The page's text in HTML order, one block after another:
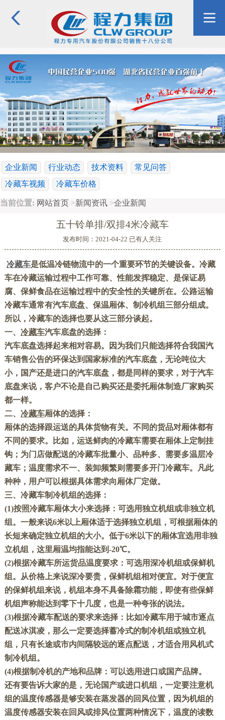
企业新闻 行业动态 技术资料
常见问答
冷藏车视频
冷藏车价格
当前位置: 网站首页 >新闻资讯 >企业新闻
五十铃单排/双排4米冷藏车
发布时间：2021-04-22 已有人关注
冷藏车是低温冷链物流中的一个重要环节的关键设备。 冷藏
车在冷藏运输过程中工作可靠、性能发挥稳定、是保证易
腐、保鲜食品在运输过程中的安全性的关键所在。公路运输
冷藏车通常有汽车底盘、保温厢体、制冷机组三部分组成。
所以，冷藏车的选择也要从这三部分谈起。
一、 冷藏车汽车底盘的选择：
汽车底盘选择起来相对容易。因为我们只能选择符合我国汽
车销售公告的环保达到国家标准的汽车底盘，无论吨位大
小，国产还是进口的汽车底盘，都是同样的要求，对于汽车
底盘来说，客户不论是自己购买还是委托厢体制造厂家购买
都一样。
二、 冷藏车厢体的选择：
厢体的选择跟运送的具体货物有关。不同的货品对厢体都有
不同的要求。比如，运送鲜肉的冷藏车需要在厢体上定制挂
钩；为门店做配送的冷藏车批量小、品种多、需要多温层冷
藏车；温度需求不一、装卸频繁则需要多开门冷藏车。凡此
种种，用户可以根据具体需求向厢体厂定做。
三、冷藏车制冷机组的选择：
(1)按照冷藏车厢体大小来选择：可选用独立机组或非独立机
组。一般来说6米以上厢体适于选择独立机组，可根据厢体的
长短来确定独立机组的大小。低于6米以下的厢体宜选用非独
立机组，这里厢温均指能达到-20℃。
(2)根据冷藏车所运货品温度要求：可选用深冷机组或保鲜机
组。从价格上来说深冷要贵，保鲜机组相对便宜。对于便宜
的保鲜机组来说，机组本身不具备除霜功能，即使有些保鲜
机组声称能达到零下十几度，也是一种夸张的说法。
(3)根据冷藏车配送的要求来选择：比如冷藏车用于城市逐点
配送冰淇凌，那么一定要选择蓄冷式的制冷机组或独立机
组，只有长途或市内间隔较远的逐点配送，才适合用风机式
制冷机组。
(4)根据制冷机的产地和品牌：可以选用进口或国产品牌。
还有要告诉大家的是，无论国产或进口机组，一定要注意机
组的温度传感器是够安装在蒸发器的回风位置，因为机组的
温度传感器安装在回风或排风位置两种情况下，温度的读数